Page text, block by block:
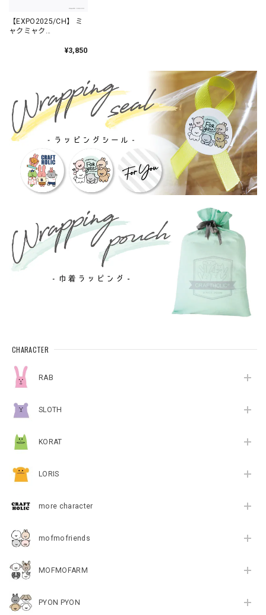
CHARACTER
RAB
SLOTH
KORAT
LORIS
more character
mofmofriends
MOFMOFARM
PYON PYON
【EXPO2025/CH】 ミ
ャクミャク
ャクなりきりおすわり
¥3,850